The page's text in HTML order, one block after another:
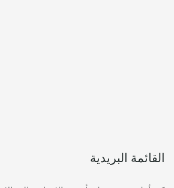
القائمة البريدية